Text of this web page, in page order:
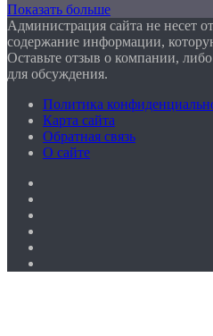
Показать больше
Администрация сайта не несет
содержание информации,
Оставьте отзыв о компании,
для обсуждения.
Политика
Карта сайта
Обратная связь
О сайте